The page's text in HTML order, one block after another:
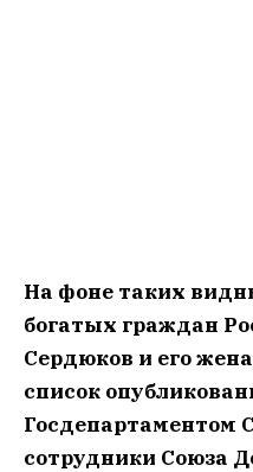
На фоне таких
богатых граждан
Сердюков и его
список
Госдепартаментом
сотрудники Союза